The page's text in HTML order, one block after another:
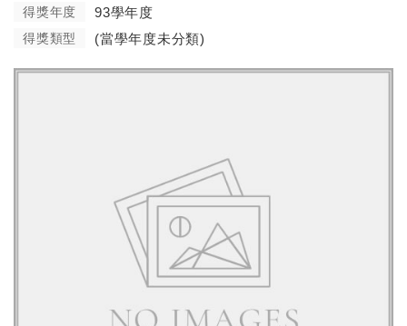
得獎年度 93學年度
得獎類型 (當學年度未分類)